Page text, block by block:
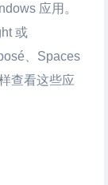
应用。
或
、Spaces
查看这些应